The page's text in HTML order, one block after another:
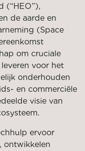
(“HEO”),
de aarde en
(Space
om cruciale
voor het
onderhouden
en commerciële
visie van
ervoor
ontwikkelen